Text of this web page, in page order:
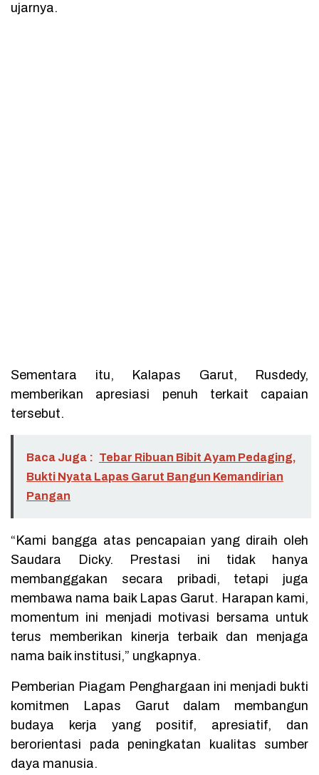
ujarnya.
Sementara itu, Kalapas Garut, Rusdedy,
memberikan apresiasi penuh terkait capaian
tersebut.
Baca Juga : Tebar Ribuan Bibit Ayam Pedaging,
Bukti Nyata Lapas Garut Bangun Kemandirian
Pangan
“Kami bangga atas pencapaian yang diraih oleh
Saudara Dicky. Prestasi ini tidak hanya
membanggakan secara pribadi, tetapi juga
membawa nama baik Lapas Garut. Harapan kami,
momentum ini menjadi motivasi bersama untuk
terus memberikan kinerja terbaik dan menjaga
nama baik institusi,” ungkapnya.
Pemberian Piagam Penghargaan ini menjadi bukti
komitmen Lapas Garut dalam membangun
budaya kerja yang positif, apresiatif, dan
berorientasi pada peningkatan kualitas sumber
daya manusia.